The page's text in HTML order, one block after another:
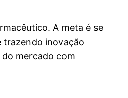
A meta é se
trazendo inovação
mercado com